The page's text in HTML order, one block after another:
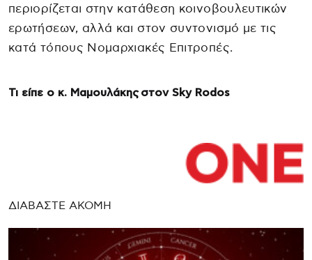
περιορίζεται στην κατάθεση κοινοβουλευτικών
ερωτήσεων, αλλά και στον συντονισμό με τις
κατά τόπους Νομαρχιακές Επιτροπές.
Τι είπε ο κ. Μαμουλάκηςστον Sky Rodos
ΔΙΑΒΑΣΤΕ ΑΚΟΜΗ